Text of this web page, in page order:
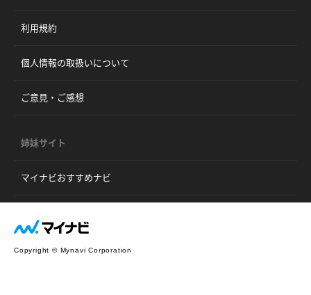
利用規約
個人情報の取扱いについて
ご意見・ご感想
姉妹サイト
マイナビおすすめナビ
Copyright © Mynavi Corporation